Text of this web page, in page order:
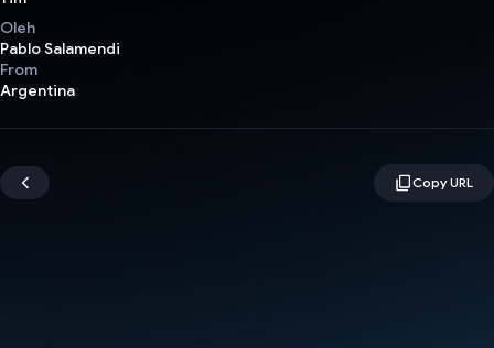
Oleh
Pablo Salamendi
From
Argentina